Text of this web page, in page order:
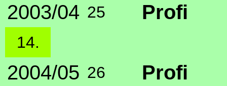
2003/04 25 Profi
14.
2004/05 26 Profi